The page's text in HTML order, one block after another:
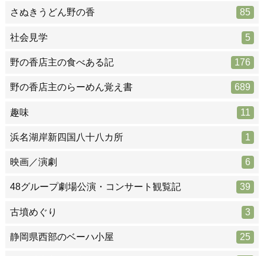
さぬきうどん野の香 85
社会見学 5
野の香店主の食べある記 176
野の香店主のらーめん覚え書 689
趣味 11
浜名湖岸新四国八十八カ所 1
映画／演劇 6
48グループ劇場公演・コンサート観覧記 39
古墳めぐり 3
静岡県西部のベーハ小屋 25